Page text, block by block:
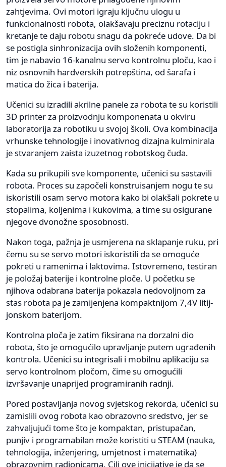
zahtjevima. Ovi motori igraju ključnu ulogu u
funkcionalnosti robota, olakšavaju preciznu rotaciju i
kretanje te daju robotu snagu da pokreće udove. Da bi
se postigla sinhronizacija ovih složenih komponenti,
tim je nabavio 16-kanalnu servo kontrolnu ploču, kao i
niz osnovnih hardverskih potrepština, od šarafa i
matica do žica i baterija.
Učenici su izradili akrilne panele za robota te su koristili
3D printer za proizvodnju komponenata u okviru
laboratorija za robotiku u svojoj školi. Ova kombinacija
vrhunske tehnologije i inovativnog dizajna kulminirala
je stvaranjem zaista izuzetnog robotskog čuda.
Kada su prikupili sve komponente, učenici su sastavili
robota. Proces su započeli konstruisanjem nogu te su
iskoristili osam servo motora kako bi olakšali pokrete u
stopalima, koljenima i kukovima, a time su osigurane
njegove dvonožne sposobnosti.
Nakon toga, pažnja je usmjerena na sklapanje ruku, pri
čemu su se servo motori iskoristili da se omoguće
pokreti u ramenima i laktovima. Istovremeno, testiran
je položaj baterije i kontrolne ploče. U početku se
njihova odabrana baterija pokazala nedovoljnom za
stas robota pa je zamijenjena kompaktnijom 7,4V litij-
jonskom baterijom.
Kontrolna ploča je zatim fiksirana na dorzalni dio
robota, što je omogućilo upravljanje putem ugrađenih
kontrola. Učenici su integrisali i mobilnu aplikaciju sa
servo kontrolnom pločom, čime su omogućili
izvršavanje unaprijed programiranih radnji.
Pored postavljanja novog svjetskog rekorda, učenici su
zamislili ovog robota kao obrazovno sredstvo, jer se
zahvaljujući tome što je kompaktan, pristupačan,
punjiv i programabilan može koristiti u STEAM (nauka,
tehnologija, inženjering, umjetnost i matematika)
obrazovnim radionicama. Cilj ove inicijative je da se